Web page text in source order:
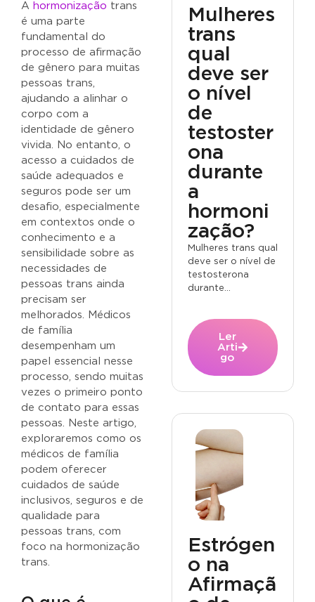
A hormonização trans
é uma parte
fundamental do
processo de afirmação
de gênero para muitas
pessoas trans,
ajudando a alinhar o
corpo com a
identidade de gênero
vivida. No entanto, o
acesso a cuidados de
saúde adequados e
seguros pode ser um
desafio, especialmente
em contextos onde o
conhecimento e a
sensibilidade sobre as
necessidades de
pessoas trans ainda
precisam ser
melhorados. Médicos
de família
desempenham um
papel essencial nesse
processo, sendo muitas
vezes o primeiro ponto
de contato para essas
pessoas. Neste artigo,
exploraremos como os
médicos de família
podem oferecer
cuidados de saúde
inclusivos, seguros e de
qualidade para
pessoas trans, com
foco na hormonização
trans.
Mulheres
trans
qual
deve ser
o nível
de
testoster
ona
durante
a
hormoni
zação?
Mulheres trans qual
deve ser o nível de
testosterona
durante...
Ler
Arti
go
Estrógen
o na
Afirmaçã